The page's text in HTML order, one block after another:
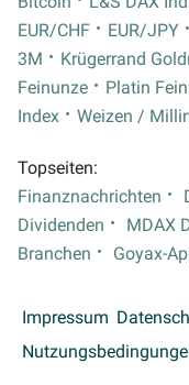
EUR/CHF
EUR/JPY
3M
Krügerrand
Feinunze
Platin
Index
Weizen /
Topseiten:
Finanznachrichten
Dividenden
MDAX
Branchen
Goyax-
Impressum